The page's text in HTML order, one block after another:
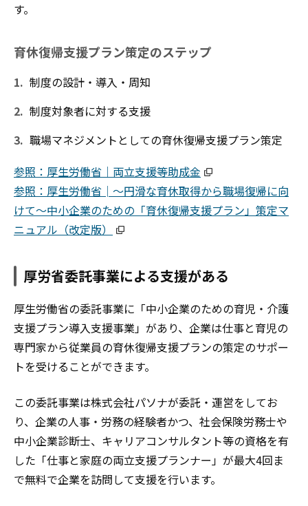
す。
育休復帰支援プラン策定のステップ
制度の設計・導入・周知
制度対象者に対する支援
職場マネジメントとしての育休復帰支援プラン策定
参照：厚生労働省｜両立支援等助成金
参照：厚生労働省│～円滑な育休取得から職場復帰に向
けて～中小企業のための「育休復帰支援プラン」策定マ
ニュアル（改定版）
厚労省委託事業による支援がある
厚生労働省の委託事業に「中小企業のための育児・介護
支援プラン導入支援事業」があり、企業は仕事と育児の
専門家から従業員の育休復帰支援プランの策定のサポー
トを受けることができます。
この委託事業は株式会社パソナが委託・運営をしてお
り、企業の人事・労務の経験者かつ、社会保険労務士や
中小企業診断士、キャリアコンサルタント等の資格を有
した「仕事と家庭の両立支援プランナー」が最大4回ま
で無料で企業を訪問して支援を行います。